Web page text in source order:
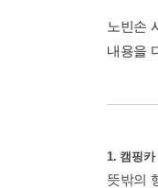
노빈손
내용을
1. 캠핑카
뜻밖의